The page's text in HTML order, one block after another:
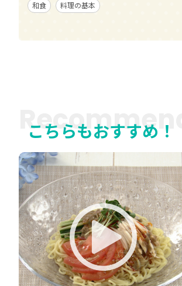
和食 料理の基本
こちらもおすすめ！